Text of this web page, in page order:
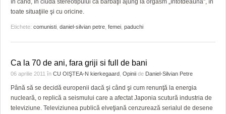
în când, în ciuda stereotipului că bărbaţii ajung la orgasm „întotdeauna”, în
toate situaţiile şi cu oricine.
Etichete: comunisti daniel-silvian petre femei paduchi
Ca la 70 de ani, fara griji si full de bani
06 aprilie 2011 în CU OIŞTEA-N kierkegaard Opinii de Daniel-Silvian Petre
Până să se decidă europenii dacă şi când şi cum renunţă la energia
nucleară, o replică a seismului care a afectat Japonia scutură industria de
televiziune. Televiziunea publică elveţiană cenzurează serialul de desene